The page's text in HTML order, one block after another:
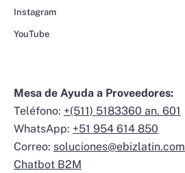
Instagram
YouTube
Mesa de Ayuda a Proveedores:
Teléfono: +(511) 5183360 an. 601
WhatsApp: +51 954 614 850
Correo: soluciones@ebizlatin.com
Chatbot B2M